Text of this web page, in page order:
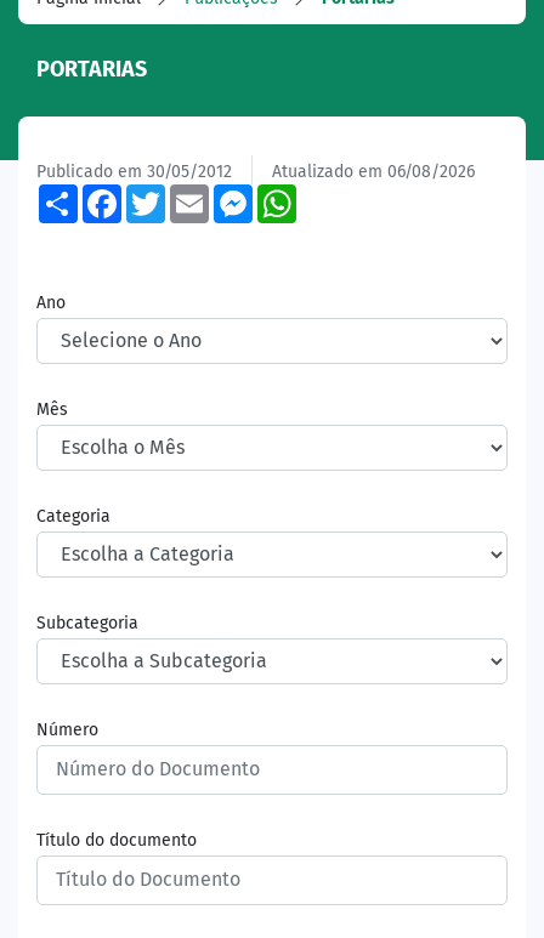
PORTARIAS
Publicado em 30/05/2012 Atualizado em 06/08/2026
ShareFacebook
TwitterEmailMessenger
Ano
Mês
Categoria
Subcategoria
Número
Título do documento